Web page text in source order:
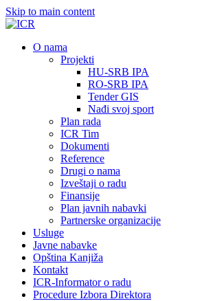
Skip to main content
О nama
Projekti
HU-SRB IPA
RO-SRB IPA
Tender GIS
Nađi svoj sport
Plan rada
ICR Tim
Dokumenti
Reference
Drugi o nama
Izveštaji o radu
Finansije
Plan javnih nabavki
Partnerske organizacije
Usluge
Javne nabavke
Opština Kanjiža
Kontakt
ICR-Informator o radu
Procedure Izbora Direktora